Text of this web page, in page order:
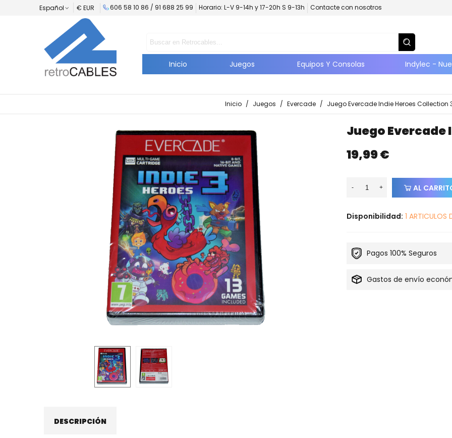
Español € EUR 606 58 10 86 / 91 688 25 99 Horario: L-V 9-14h y 17-20h S 9-13h Contacte con nosotros
Inicio Juegos Equipos Y Consolas Indylec -
Inicio / Juegos / Evercade / Juego Evercade Indie Heroes Collection
Juego Evercade
19,99 €
- + AL
Disponibilidad: 1 ARTICULOS
Pagos 100% Seguros
Gastos de envío
DESCRIPCIÓN